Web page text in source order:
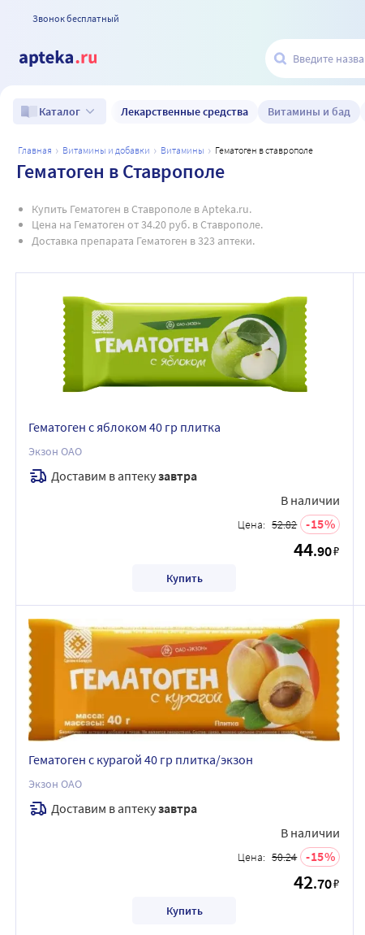
Звонок бесплатный
Каталог Лекарственные средства Витамины и бад
главная витамины и добавки витамины гематоген в ставрополе
Гематоген в Ставрополе
Купить Гематоген в Ставрополе в Apteka.ru.
Цена на Гематоген от 34.20 руб. в Ставрополе.
Доставка препарата Гематоген в 323 аптеки.
Гематоген с яблоком 40 гр плитка
Экзон ОАО
Доставим в аптекузавтра
В наличии
Цена: 52.82 15
44.90₽
Купить
Гематоген с курагой 40 гр плитка/экзон
Экзон ОАО
Доставим в аптекузавтра
В наличии
Цена: 50.24 15
42.70₽
Купить